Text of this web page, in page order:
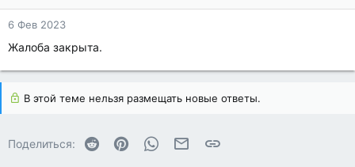
6 Фев 2023
Жалоба закрыта.
В этой теме нельзя размещать новые ответы.
Поделиться: Reddit PinterestWhatsAppЭлектронная почта
Ссылка